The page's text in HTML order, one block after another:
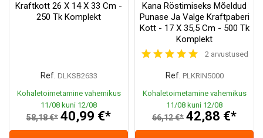
Kraftkott 26 X 14 X 33 Cm -
250 Tk Komplekt
Ref. DLKSB2633
Kohaletoimetamine vahemikus
11/08 kuni 12/08
58,18 €* 40,99 €*
Kana Röstimiseks Mõeldud
Punase Ja Valge Kraftpaberi
Kott - 17 X 35,5 Cm - 500 Tk
Komplekt
2 arvustused
Ref. PLKRIN5000
Kohaletoimetamine vahemikus
11/08 kuni 12/08
66,12 €* 42,88 €*